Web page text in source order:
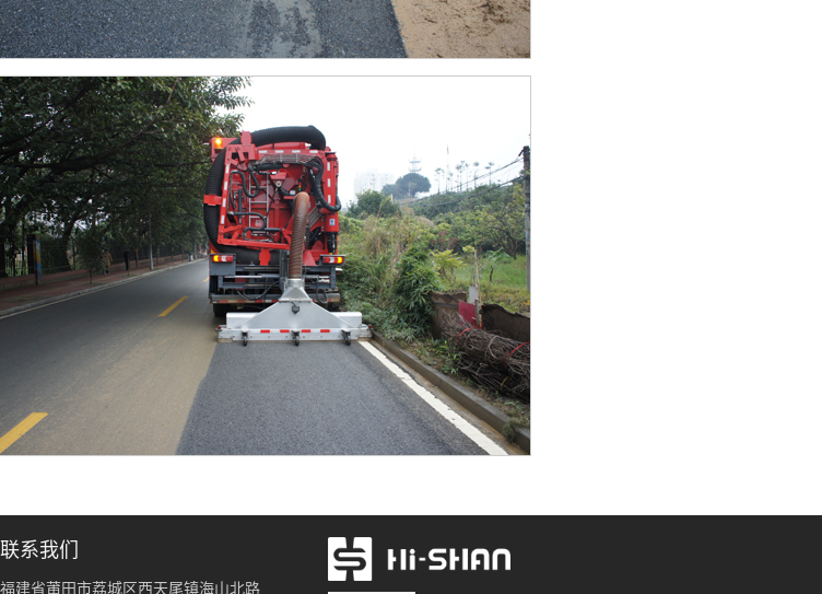
联系我们
福建省莆田市荔城区西天尾镇海山北路